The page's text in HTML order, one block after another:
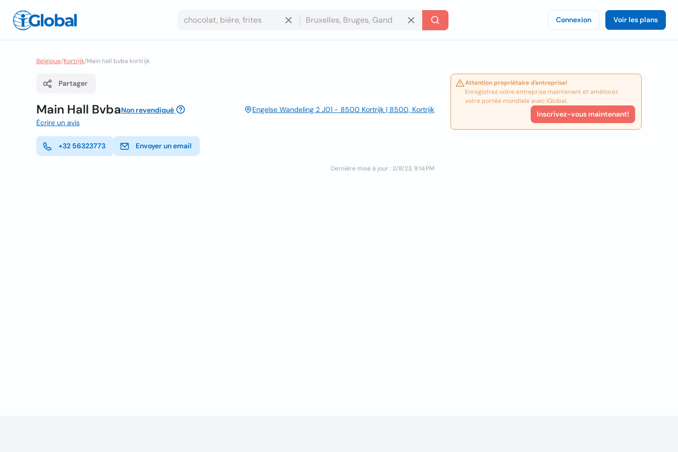
Connexion Voir les plans
Belgique/Kortrijk/Main hall bvba kortrijk
Partager
Main Hall BvbaNon revendiqué
Engelse Wandeling 2 J01 - 8500 Kortrijk | 8500, Kortrijk
Écrire un avis
+32 56323773 Envoyer un email
Dernière mise à jour : 2/8/23, 9:14 PM
Attention propriétaire d'entreprise!
Enregistrez votre entreprise maintenant et améliorez
votre portée mondiale avec iGlobal.
Inscrivez-vous maintenant!